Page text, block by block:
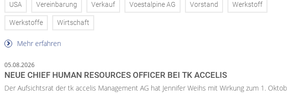
USA Vereinbarung Verkauf Voestalpine AG Vorstand Werkstoff
Werkstoffe Wirtschaft
Mehr erfahren
05.08.2026
NEUE CHIEF HUMAN RESOURCES OFFICER BEI TK ACCELIS
Der Aufsichtsrat der tk accelis Management AG hat Jennifer Weihs mit Wirkung zum 1.